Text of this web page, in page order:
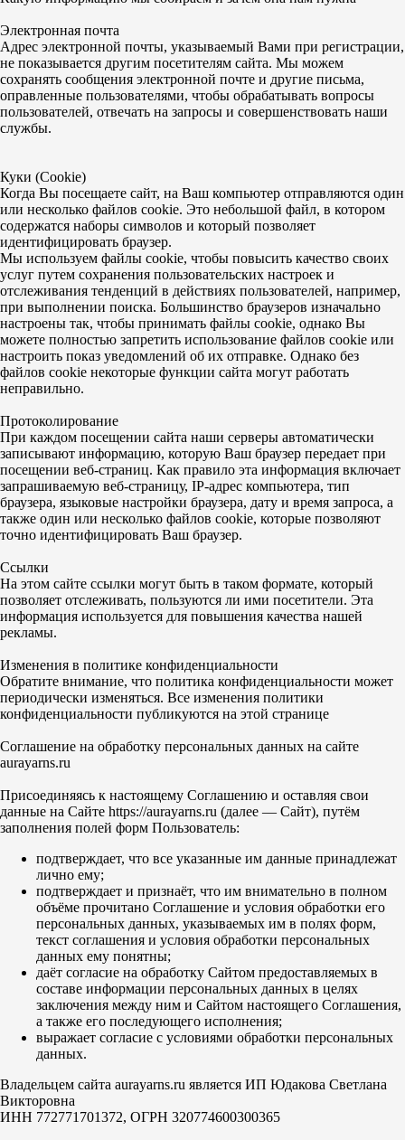
Электронная почта
Адрес электронной почты, указываемый Вами при регистрации,
не показывается другим посетителям сайта. Мы можем
сохранять сообщения электронной почте и другие письма,
оправленные пользователями, чтобы обрабатывать вопросы
пользователей, отвечать на запросы и совершенствовать наши
службы.
Куки (Cookie)
Когда Вы посещаете сайт, на Ваш компьютер отправляются один
или несколько файлов cookie. Это небольшой файл, в котором
содержатся наборы символов и который позволяет
идентифицировать браузер.
Мы используем файлы cookie, чтобы повысить качество своих
услуг путем сохранения пользовательских настроек и
отслеживания тенденций в действиях пользователей, например,
при выполнении поиска. Большинство браузеров изначально
настроены так, чтобы принимать файлы cookie, однако Вы
можете полностью запретить использование файлов cookie или
настроить показ уведомлений об их отправке. Однако без
файлов cookie некоторые функции сайта могут работать
неправильно.
Протоколирование
При каждом посещении сайта наши серверы автоматически
записывают информацию, которую Ваш браузер передает при
посещении веб-страниц. Как правило эта информация включает
запрашиваемую веб-страницу, IP-адрес компьютера, тип
браузера, языковые настройки браузера, дату и время запроса, а
также один или несколько файлов cookie, которые позволяют
точно идентифицировать Ваш браузер.
Ссылки
На этом сайте ссылки могут быть в таком формате, который
позволяет отслеживать, пользуются ли ими посетители. Эта
информация используется для повышения качества нашей
рекламы.
Изменения в политике конфиденциальности
Обратите внимание, что политика конфиденциальности может
периодически изменяться. Все изменения политики
конфиденциальности публикуются на этой странице
Соглашение на обработку персональных данных на сайте
aurayarns.ru
Присоединяясь к настоящему Соглашению и оставляя свои
данные на Сайте https://aurayarns.ru (далее — Сайт), путём
заполнения полей форм Пользователь:
подтверждает, что все указанные им данные принадлежат
лично ему;
подтверждает и признаёт, что им внимательно в полном
объёме прочитано Соглашение и условия обработки его
персональных данных, указываемых им в полях форм,
текст соглашения и условия обработки персональных
данных ему понятны;
даёт согласие на обработку Сайтом предоставляемых в
составе информации персональных данных в целях
заключения между ним и Сайтом настоящего Соглашения,
а также его последующего исполнения;
выражает согласие с условиями обработки персональных
данных.
Владельцем сайта aurayarns.ru является ИП Юдакова Светлана
Викторовна
ИНН 772771701372, ОГРН 320774600300365